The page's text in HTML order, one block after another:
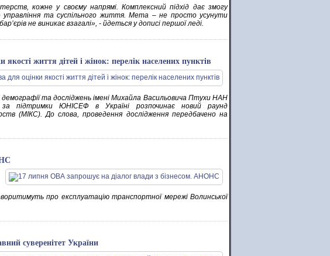
кожне у своєму напрямі. Комплексний підхід дає змогу
управління та суспільного життя. Мета – не просто усунути
не виникає взагалі», - йдеться у дописі першої леді.
життя дітей і жінок: перелік населених пунктів
та досліджень імені Михайла Васильовича Птухи НАН
підтримки ЮНІСЕФ в Україні розпочинає новий раунд
(МІКС). До слова, проведення дослідження передбачено на
про експлуатацію транспортної мережі Волинської
суверенітет України